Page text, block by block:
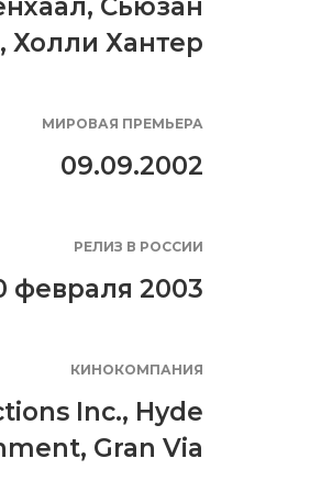
, Сьюзан
, Холли Хантер
МИРОВАЯ ПРЕМЬЕРА
09.09.2002
РЕЛИЗ В РОССИИ
февраля 2003
КИНОКОМПАНИЯ
Inc., Hyde
, Gran Via